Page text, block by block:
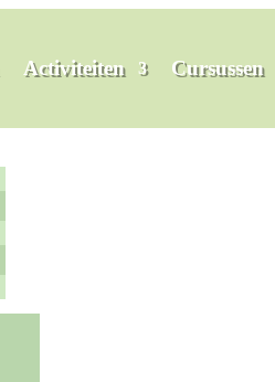
Activiteiten Cursussen